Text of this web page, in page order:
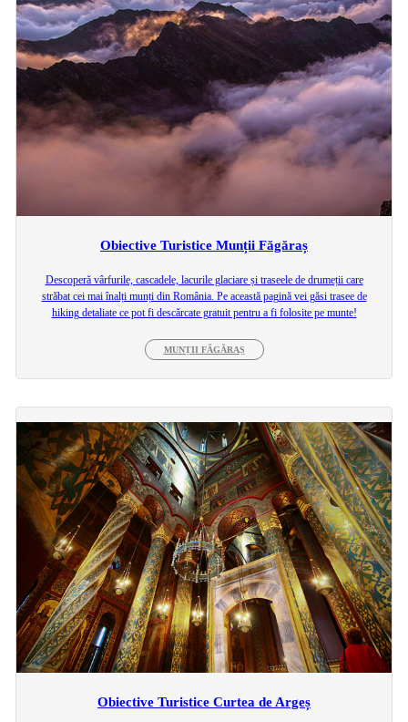
Obiective Turistice Munții Făgăraș
Descoperă vârfurile, cascadele, lacurile glaciare și traseele de drumeții care
străbat cei mai înalți munți din România. Pe această pagină vei găsi trasee de
hiking detaliate ce pot fi descărcate gratuit pentru a fi folosite pe munte!
MUNȚII FĂGĂRAȘ
Obiective Turistice Curtea de Argeș